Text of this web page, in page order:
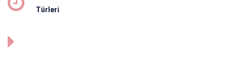
Türleri